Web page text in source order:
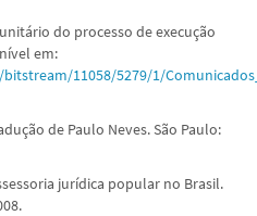
do processo de execução
em:
11058/5279/1/
de Paulo Neves. São Paulo:
jurídica popular no Brasil.